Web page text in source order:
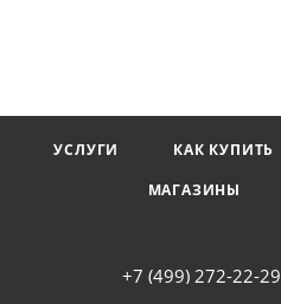
УСЛУГИ КАК КУПИТЬ
МАГАЗИНЫ
+7 (499) 272-22-29